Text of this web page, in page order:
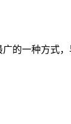
的一种方